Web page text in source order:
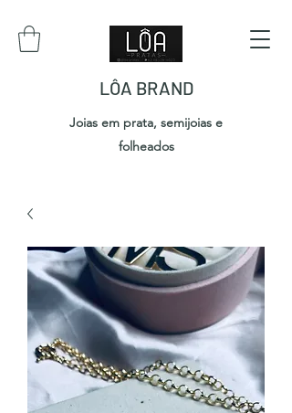
LÔA BRAND
Joias em prata, semijoias e
folheados